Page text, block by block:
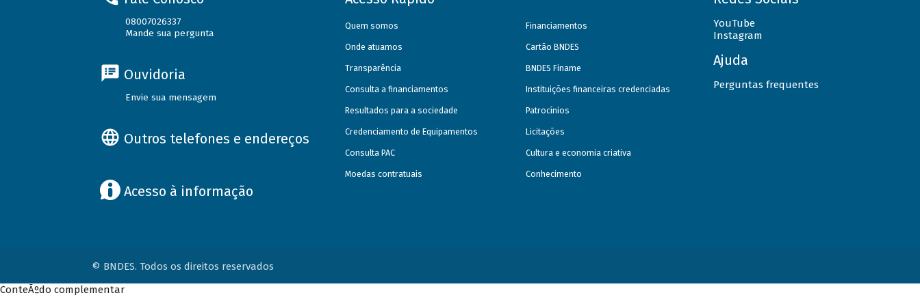
08007026337
Mande sua pergunta
Ouvidoria
Envie sua mensagem
Outros telefones e endereços
Acesso à informação
Quem somos
Onde atuamos
Transparência
Consulta a financiamentos
Resultados para a sociedade
Credenciamento de Equipamentos
Consulta PAC
Moedas contratuais
Financiamentos
Cartão BNDES
BNDES Finame
Instituições financeiras credenciadas
Patrocínios
Licitações
Cultura e economia criativa
Conhecimento
YouTube
Instagram
Ajuda
Perguntas frequentes
© BNDES. Todos os direitos reservados
ConteÃºdo complementar